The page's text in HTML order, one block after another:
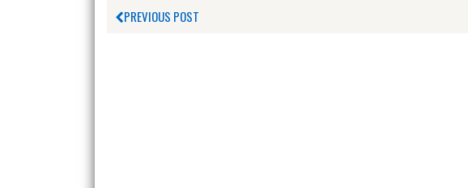
PREVIOUS POST